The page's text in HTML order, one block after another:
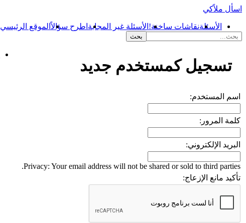
اسأل ملاًكي
الأسئلةنقاشات ساخنة! الأسئلة غير المجابة اطرح سؤالاًالموقع الرئيسي
تسجيل كمستخدم جديد
اسم المستخدم:
كلمة المرور:
البريد الإلكتروني:
Privacy: Your email address will not be shared or sold to third parties.
تأكيد مانع الإزعاج: